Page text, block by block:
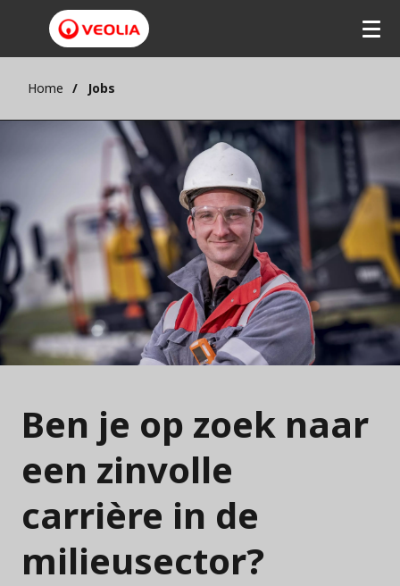
Home Jobs
Ben je op zoek naar
een zinvolle
carrière in de
milieusector?